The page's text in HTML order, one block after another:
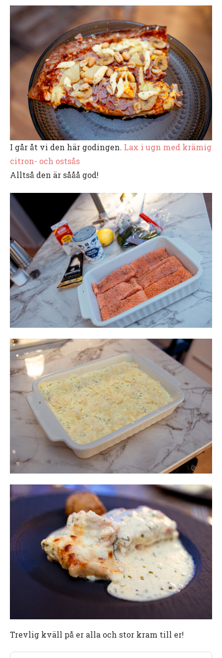
I går åt vi den här godingen. Lax i ugn med krämig
citron- och ostsås
Alltså den är sååå god!
Trevlig kväll på er alla och stor kram till er!